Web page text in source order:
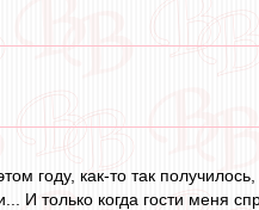
году, как-то так
И только когда гости меня